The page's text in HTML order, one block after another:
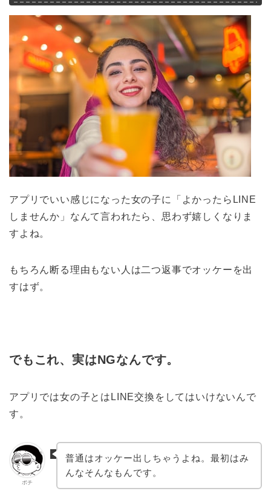
アプリでいい感じになった女の子に「よかったらLINE
しませんか」なんて言われたら、思わず嬉しくなりま
すよね。
もちろん断る理由もない人は二つ返事でオッケーを出
すはず。
でもこれ、実はNGなんです。
アプリでは女の子とはLINE交換をしてはいけないんで
す。
ポチ
普通はオッケー出しちゃうよね。最初はみ
んなそんなもんです。